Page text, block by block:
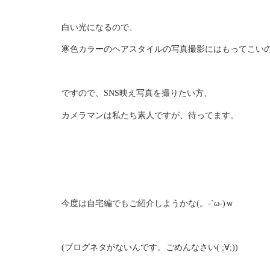
白い光になるので、
寒色カラーのヘアスタイルの写真撮影にはもってこい
ですので、SNS映え写真を撮りたい方、
カメラマンは私たち素人ですが、待ってます。
今度は自宅編でもご紹介しようかな(。-`ω-)ｗ
(ブログネタがないんです。ごめんなさい( ;∀;))